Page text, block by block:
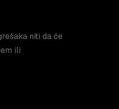
niti da će
ili